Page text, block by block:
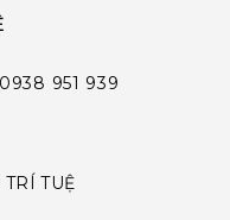
951 939
TUỆ